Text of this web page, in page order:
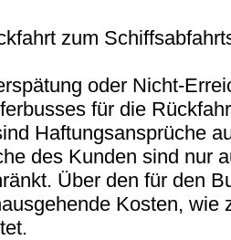
zum
oder Nicht-
für die
Haftungsansprüche
des Kunden sind nur
Über den für den
Kosten, wie